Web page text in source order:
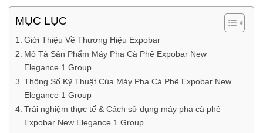
MỤC LỤC
Giới Thiệu Về Thương Hiệu Expobar
Mô Tả Sản Phẩm Máy Pha Cà Phê Expobar New
Elegance 1 Group
Thông Số Kỹ Thuật Của Máy Pha Cà Phê Expobar New
Elegance 1 Group
Trải nghiệm thực tế & Cách sử dụng máy pha cà phê
Expobar New Elegance 1 Group